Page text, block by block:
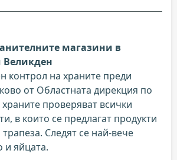
магазини в
Великден
контрол на храните преди
от Областната дирекция по
проверяват всички
в които се предлагат продукти
Следят се най-вече
и яйцата.